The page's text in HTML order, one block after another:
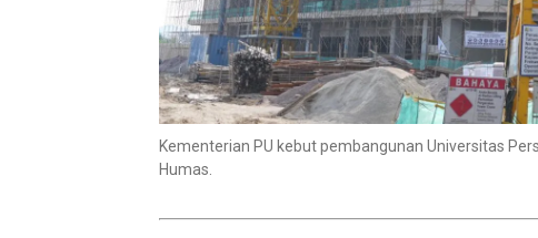
Kementerian PU kebut pembangunan Universitas
Humas.